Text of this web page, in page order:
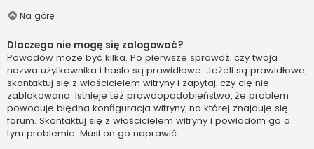
Na górę
Dlaczego nie mogę się zalogować?
Powodów może być kilka. Po pierwsze sprawdź, czy twoja
nazwa użytkownika i hasło są prawidłowe. Jeżeli są prawidłowe,
skontaktuj się z właścicielem witryny i zapytaj, czy cię nie
zablokowano. Istnieje też prawdopodobieństwo, że problem
powoduje błędna konfiguracja witryny, na której znajduje się
forum. Skontaktuj się z właścicielem witryny i powiadom go o
tym problemie. Musi on go naprawić.